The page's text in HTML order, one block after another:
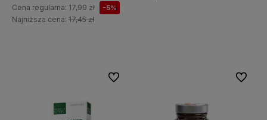
Cena regularna: 17,99 zł -5%
Najniższa cena: 17,45 zł
Do ulubionych Do